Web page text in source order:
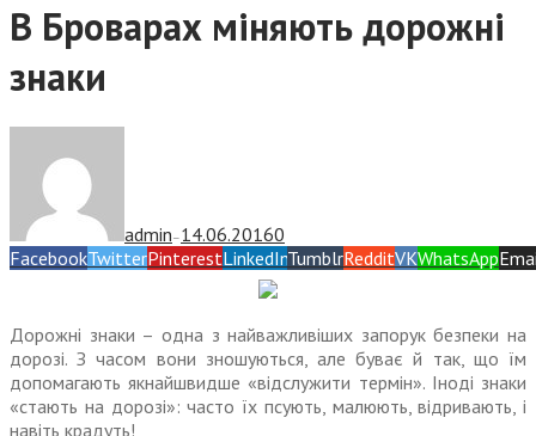
В Броварах міняють дорожні
знаки
admin — 14.06.20160
FacebookTwitterPinterestLinkedInTumblrRedditVKWhatsApp
Дорожні знаки – одна з найважливіших запорук безпеки на
дорозі. З часом вони зношуються, але буває й так, що їм
допомагають якнайшвидше «відслужити термін». Іноді знаки
«стають на дорозі»: часто їх псують, малюють, відривають, і
навіть крадуть!